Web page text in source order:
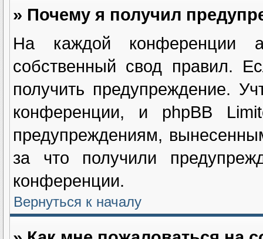
» Почему я получил
На каждой конференции
собственный свод правил.
получить предупреждение.
конференции, и phpBB
предупреждениям,
за что получили
конференции.
Вернуться к началу